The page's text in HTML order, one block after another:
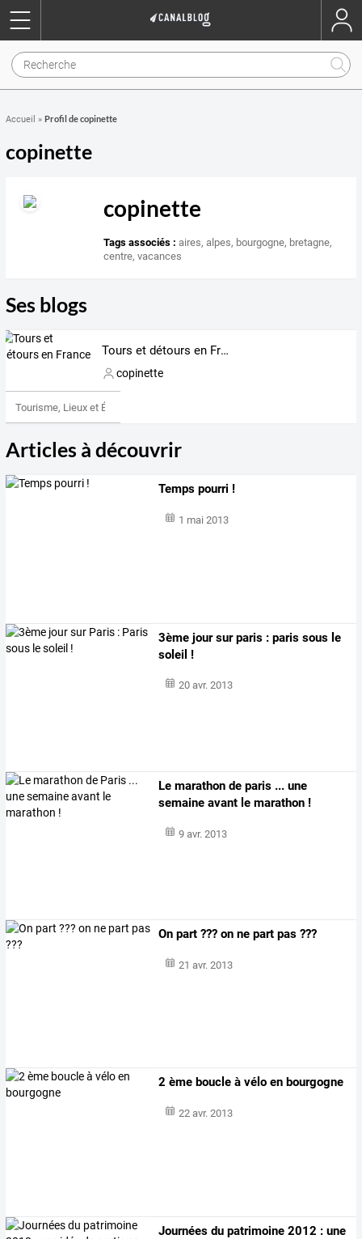
Accueil » Profil de copinette
copinette
copinette
Tags associés : aires,alpes, bourgogne, bretagne,
centre,vacances
Ses blogs
Tours et détours en France
copinette
Tourisme, Lieux et Événements
Articles à découvrir
Temps pourri !
1 mai 2013
3ème jour sur paris : paris sous le
soleil !
20 avr. 2013
Le marathon de paris ... une
semaine avant le marathon !
9 avr. 2013
On part ??? on ne part pas ???
21 avr. 2013
2 ème boucle à vélo en bourgogne
22 avr. 2013
Journées du patrimoine 2012 : une